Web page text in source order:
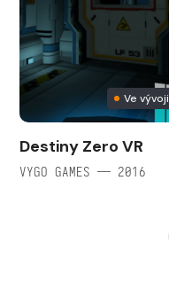
Ve vývoji
Destiny Zero VR
VYGO GAMES — 2016